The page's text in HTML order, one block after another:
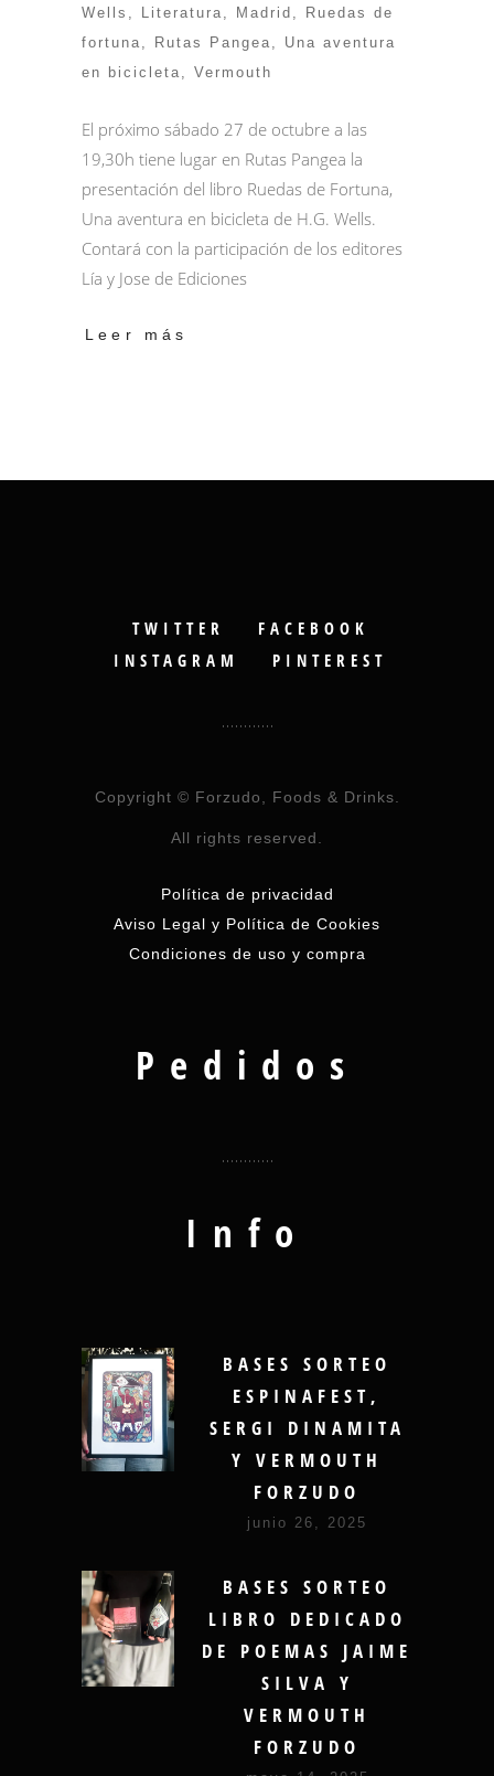
Wells , Literatura, Madrid ,
Ruedas de
fortuna, Rutas Pangea, Una aventura
en bicicleta, Vermouth
El próximo sábado 27 de octubre a las
19,30h tiene lugar en Rutas Pangea la
presentación del libro Ruedas de Fortuna,
Una aventura en bicicleta de H.G. Wells.
Contará con la participación de los editores
Lía y Jose de Ediciones
Leer más
TWITTER
FACEBOOK
INSTAGRAM
PINTEREST
Copyright © Forzudo, Foods & Drinks.
All rights reserved.
Política de privacidad
Aviso Legal y Política de Cookies
Condiciones de uso y compra
Pedidos
Info
BASES SORTEO
ESPINAFEST,
SERGI DINAMITA
Y VERMOUTH
FORZUDO
junio 26, 2025
BASES SORTEO
LIBRO DEDICADO
DE POEMAS JAIME
SILVA Y
VERMOUTH
FORZUDO